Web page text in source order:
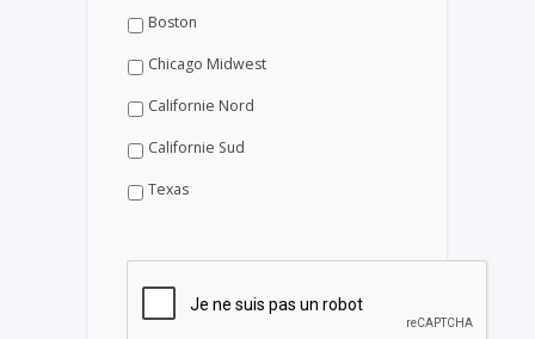
Boston
Chicago Midwest
Californie Nord
Californie Sud
Texas